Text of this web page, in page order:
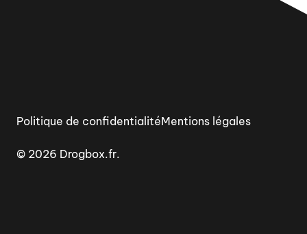
© 2026 Drogbox.fr.
Politique de confidentialitéMentions légales